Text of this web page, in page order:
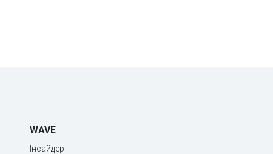
WAVE
Інсайдер